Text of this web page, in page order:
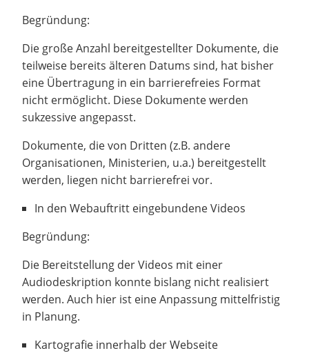
Begründung:
Die große Anzahl bereitgestellter Dokumente, die
teilweise bereits älteren Datums sind, hat bisher
eine Übertragung in ein barrierefreies Format
nicht ermöglicht. Diese Dokumente werden
sukzessive angepasst.
Dokumente, die von Dritten (z.B. andere
Organisationen, Ministerien, u.a.) bereitgestellt
werden, liegen nicht barrierefrei vor.
In den Webauftritt eingebundene Videos
Begründung:
Die Bereitstellung der Videos mit einer
Audiodeskription konnte bislang nicht realisiert
werden. Auch hier ist eine Anpassung mittelfristig
in Planung.
Kartografie innerhalb der Webseite